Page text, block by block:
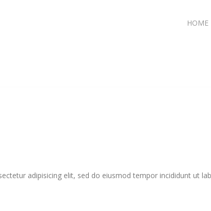
HOME
adipisicing elit, sed do eiusmod tempor incididunt ut